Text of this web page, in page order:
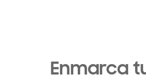
Enmarca